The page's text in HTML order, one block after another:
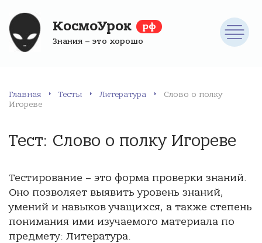
КосмоУрок рф
Знания – это хорошо
Главная Тесты Литература
Слово о полку
Игореве
Тест: Слово о полку Игореве
Тестирование – это форма проверки знаний.
Оно позволяет выявить уровень знаний,
умений и навыков учащихся, а также степень
понимания ими изучаемого материала по
предмету: Литература.